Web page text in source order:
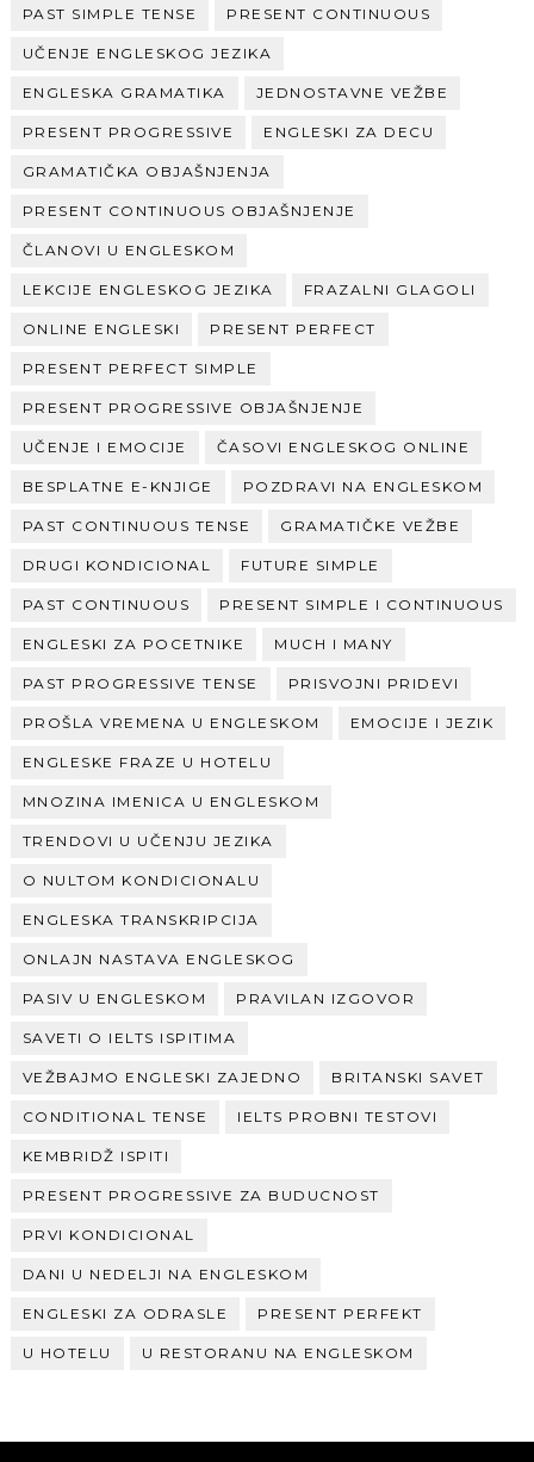
PAST SIMPLE TENSE PRESENT CONTINUOUS
UČENJE ENGLESKOG JEZIKA
ENGLESKA GRAMATIKA JEDNOSTAVNE VEŽBE
PRESENT PROGRESSIVE ENGLESKI ZA DECU
GRAMATIČKA OBJAŠNJENJA
PRESENT CONTINUOUS OBJAŠNJENJE
ČLANOVI U ENGLESKOM
LEKCIJE ENGLESKOG JEZIKA FRAZALNI GLAGOLI
ONLINE ENGLESKI PRESENT PERFECT
PRESENT PERFECT SIMPLE
PRESENT PROGRESSIVE OBJAŠNJENJE
UČENJE I EMOCIJE ČASOVI ENGLESKOG ONLINE
BESPLATNE E-KNJIGE POZDRAVI NA ENGLESKOM
PAST CONTINUOUS TENSE GRAMATIČKE VEŽBE
DRUGI KONDICIONAL FUTURE SIMPLE
PAST CONTINUOUS PRESENT SIMPLE I CONTINUOUS
ENGLESKI ZA POCETNIKE MUCH I MANY
PAST PROGRESSIVE TENSE PRISVOJNI PRIDEVI
PROŠLA VREMENA U ENGLESKOM EMOCIJE I JEZIK
ENGLESKE FRAZE U HOTELU
MNOZINA IMENICA U ENGLESKOM
TRENDOVI U UČENJU JEZIKA
O NULTOM KONDICIONALU
ENGLESKA TRANSKRIPCIJA
ONLAJN NASTAVA ENGLESKOG
PASIV U ENGLESKOM PRAVILAN IZGOVOR
SAVETI O IELTS ISPITIMA
VEŽBAJMO ENGLESKI ZAJEDNO BRITANSKI SAVET
CONDITIONAL TENSE IELTS PROBNI TESTOVI
KEMBRIDŽ ISPITI
PRESENT PROGRESSIVE ZA BUDUCNOST
PRVI KONDICIONAL
DANI U NEDELJI NA ENGLESKOM
ENGLESKI ZA ODRASLE PRESENT PERFEKT
U HOTELU U RESTORANU NA ENGLESKOM